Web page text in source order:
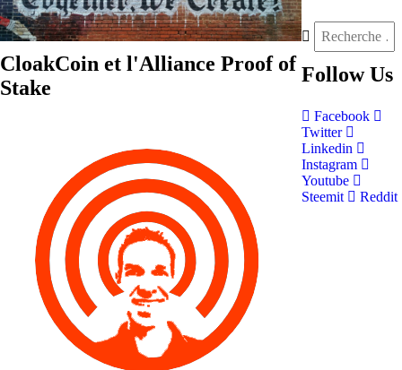
CloakCoin et l'Alliance Proof of
Stake
Follow Us
Facebook
Twitter
Linkedin
Instagram
Youtube
Steemit
Reddit